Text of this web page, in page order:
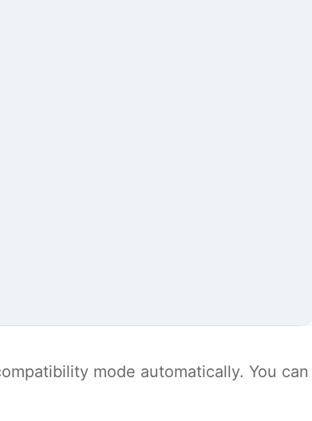
mode automatically. You can